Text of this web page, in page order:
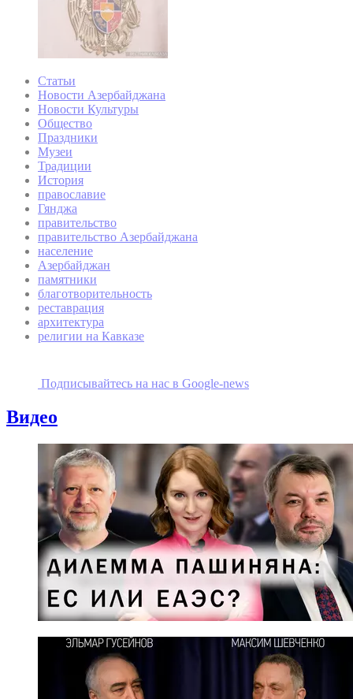
Статьи
Новости Азербайджана
Новости Культуры
Общество
Праздники
Музеи
Традиции
История
православие
Гянджа
правительство
правительство Азербайджана
население
Азербайджан
памятники
благотворительность
реставрация
архитектура
религии на Кавказе
Подписывайтесь на наc в Google-news
Видео